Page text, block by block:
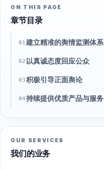
ON THIS PAGE
章节目录
01建立精准的舆情监测体系
02 以真诚态度回应公众
03积极引导正面舆论
04持续提供优质产品与服务
OUR SERVICES
我们的业务